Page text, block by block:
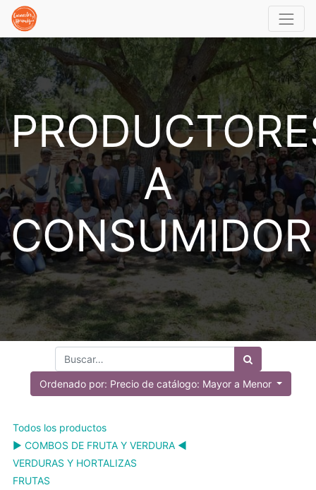
A
Ordenado por: Precio de catálogo: Mayor a Menor
Todos los productos
▶️ COMBOS DE FRUTA Y VERDURA ◀️
VERDURAS Y HORTALIZAS
FRUTAS